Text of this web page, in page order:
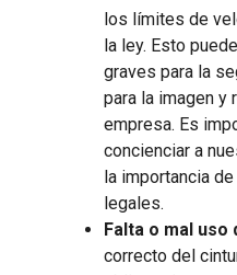
los límites de
la ley. Esto
graves para la
para la imagen y
empresa. Es
concienciar a
la importancia
legales.
Falta o mal uso
correcto del